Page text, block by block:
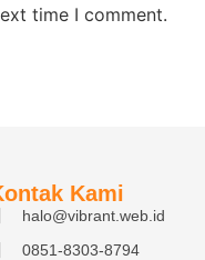
time I comment.
Kami
halo@vibrant.web.id
0851-8303-8794